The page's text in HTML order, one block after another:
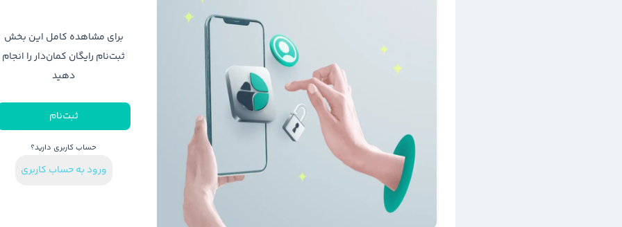
برای مشاهده کامل این بخش
ثبت‌نام رایگان کمان‌دار را انجام
دهید
ثبت‌نام
حساب کاربری دارید؟
ورود به حساب کاربری